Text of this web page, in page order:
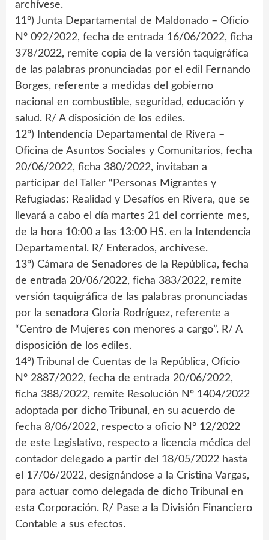
archívese.
11º) Junta Departamental de Maldonado – Oficio
Nº 092/2022, fecha de entrada 16/06/2022, ficha
378/2022, remite copia de la versión taquigráfica
de las palabras pronunciadas por el edil Fernando
Borges, referente a medidas del gobierno
nacional en combustible, seguridad, educación y
salud. R/ A disposición de los ediles.
12º) Intendencia Departamental de Rivera –
Oficina de Asuntos Sociales y Comunitarios, fecha
20/06/2022, ficha 380/2022, invitaban a
participar del Taller “Personas Migrantes y
Refugiadas: Realidad y Desafíos en Rivera, que se
llevará a cabo el día martes 21 del corriente mes,
de la hora 10:00 a las 13:00 HS. en la Intendencia
Departamental. R/ Enterados, archívese.
13º) Cámara de Senadores de la República, fecha
de entrada 20/06/2022, ficha 383/2022, remite
versión taquigráfica de las palabras pronunciadas
por la senadora Gloria Rodríguez, referente a
“Centro de Mujeres con menores a cargo”. R/ A
disposición de los ediles.
14º) Tribunal de Cuentas de la República, Oficio
Nº 2887/2022, fecha de entrada 20/06/2022,
ficha 388/2022, remite Resolución Nº 1404/2022
adoptada por dicho Tribunal, en su acuerdo de
fecha 8/06/2022, respecto a oficio Nº 12/2022
de este Legislativo, respecto a licencia médica del
contador delegado a partir del 18/05/2022 hasta
el 17/06/2022, designándose a la Cristina Vargas,
para actuar como delegada de dicho Tribunal en
esta Corporación. R/ Pase a la División Financiero
Contable a sus efectos.